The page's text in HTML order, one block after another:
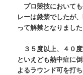
プロ競技において
レーは厳禁でしたが
って解禁となりました
３５度以上、４０
といえども熱中症に
よるラウンド可を打